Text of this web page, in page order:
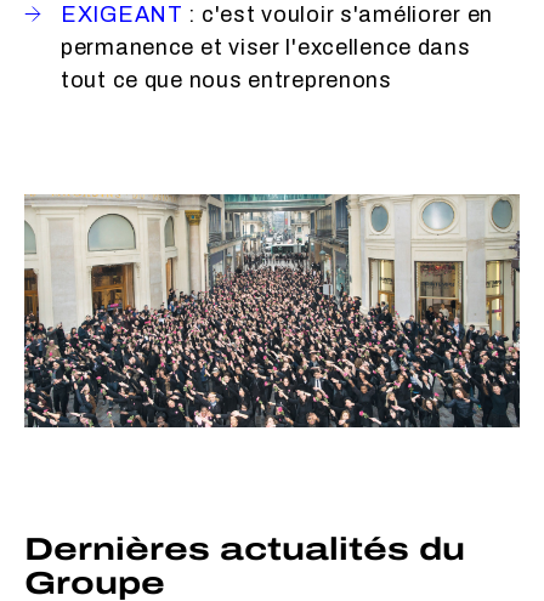
EXIGEANT : c'est vouloir s'améliorer en
permanence et viser l'excellence dans
tout ce que nous entreprenons
Dernières actualités du
Groupe